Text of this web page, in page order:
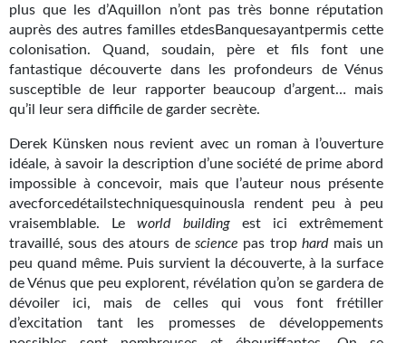
Romans et recueils
Une Heure-Lumière
Nouvelles
Bifrost
Livres audio
Gratuit
Sans DRM
BIFROST
Tous les numéros
plus que les d’Aquillon n’ont pas très bonne réputation
auprès des autres familles etdesBanquesayantpermis cette
colonisation. Quand, soudain, père et fils font une
fantastique découverte dans les profondeurs de Vénus
susceptible de leur rapporter beaucoup d’argent… mais
qu’il leur sera difficile de garder secrète.
Derek Künsken nous revient avec un roman à l’ouverture
idéale, à savoir la description d’une société de prime abord
impossible à concevoir, mais que l’auteur nous présente
avecforcedétailstechniquesquinousla rendent peu à peu
vraisemblable. Leworld buildingest ici extrêmement
travaillé, sous des atours de science pas trophardmais un
peu quand même. Puis survient la découverte, à la surface
de Vénus que peu explorent, révélation qu’on se gardera de
dévoiler ici, mais de celles qui vous font frétiller
d’excitation tant les promesses de développements